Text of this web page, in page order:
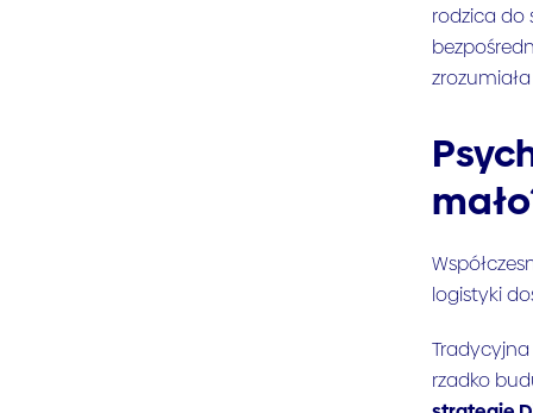
rodzica do
logistyki
rzadko